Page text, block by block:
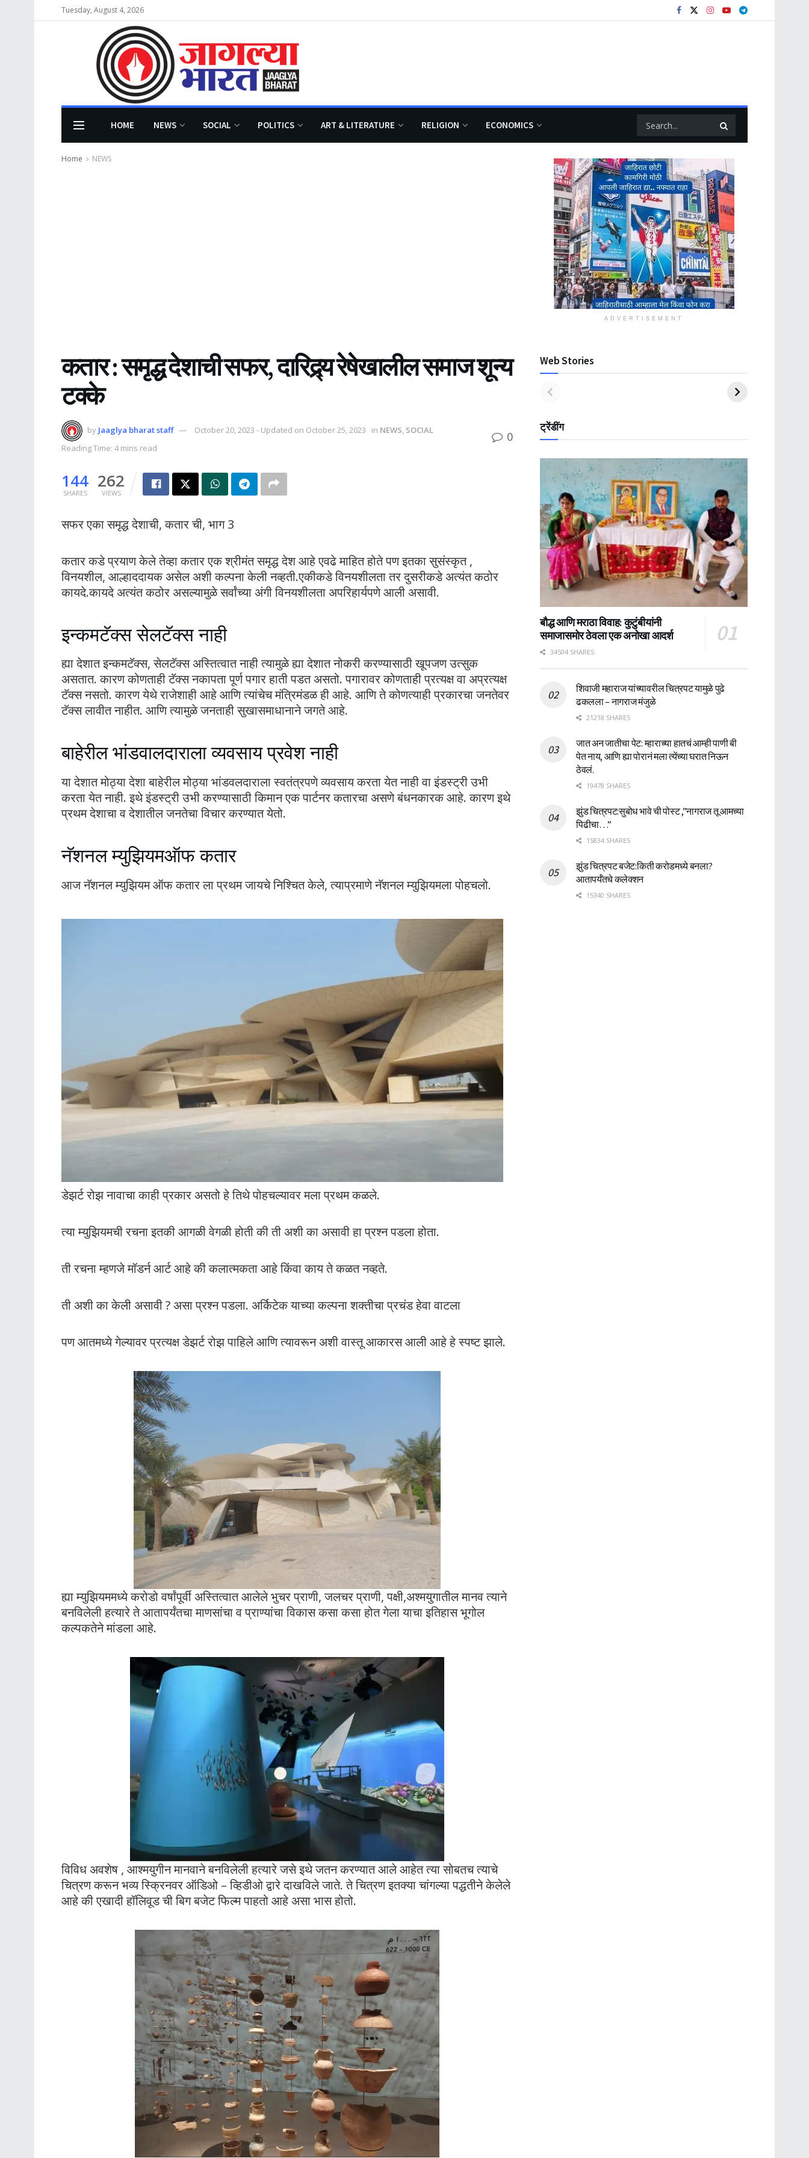
Tuesday, August 4, 2026
HOME NEWS SOCIAL POLITICS ART & LITERATURE RELIGION ECONOMICS
Home NEWS
कतार : समृद्ध देशाची सफर, दारिद्र्य रेषेखालील समाज शून्य
टक्के
by Jaaglya bharat staff October 20, 2023 - Updated on October 25, 2023 in NEWS, SOCIAL
Reading Time: 4 mins read
0
144
SHARES
262
VIEWS
सफर एका समृद्ध देशाची, कतार ची, भाग 3
कतार कडे प्रयाण केले तेव्हा कतार एक श्रीमंत समृद्ध देश आहे एवढे माहित होते पण इतका सुसंस्कृत ,
विनयशील, आल्हाददायक असेल अशी कल्पना केली नव्हती.एकीकडे विनयशीलता तर दुसरीकडे अत्यंत कठोर
कायदे.कायदे अत्यंत कठोर असल्यामुळे सर्वांच्या अंगी विनयशीलता अपरिहार्यपणे आली असावी.
इन्कमटॅक्स सेलटॅक्स नाही
ह्या देशात इन्कमटॅक्स, सेलटॅक्स अस्तित्वात नाही त्यामुळे ह्या देशात नोकरी करण्यासाठी खूपजण उत्सुक
असतात. कारण कोणताही टॅक्स नकापता पूर्ण पगार हाती पडत असतो. पगारावर कोणताही प्रत्यक्ष वा अप्रत्यक्ष
टॅक्स नसतो. कारण येथे राजेशाही आहे आणि त्यांचेच मंत्रिमंडळ ही आहे. आणि ते कोणत्याही प्रकारचा जनतेवर
टॅक्स लावीत नाहीत. आणि त्यामुळे जनताही सुखासमाधानाने जगते आहे.
बाहेरील भांडवालदाराला व्यवसाय प्रवेश नाही
या देशात मोठ्या देशा बाहेरील मोठ्या भांडवलदाराला स्वतंत्रपणे व्यवसाय करता येत नाही वा इंडस्ट्री उभी
करता येत नाही. इथे इंडस्ट्री उभी करण्यासाठी किमान एक पार्टनर कतारचा असणे बंधनकारक आहे. कारण इथे
प्रथम देशाचा व देशातील जनतेचा विचार करण्यात येतो.
नॅशनल म्युझियमऑफ कतार
आज नॅशनल म्युझियम ऑफ कतार ला प्रथम जायचे निश्चित केले, त्याप्रमाणे नॅशनल म्युझियमला पोहचलो.
डेझर्ट रोझ नावाचा काही प्रकार असतो हे तिथे पोहचल्यावर मला प्रथम कळले.
त्या म्युझियमची रचना इतकी आगळी वेगळी होती की ती अशी का असावी हा प्रश्न पडला होता.
ती रचना म्हणजे मॉडर्न आर्ट आहे की कलात्मकता आहे किंवा काय ते कळत नव्हते.
ती अशी का केली असावी ? असा प्रश्न पडला. अर्किटेक याच्या कल्पना शक्तीचा प्रचंड हेवा वाटला
पण आतमध्ये गेल्यावर प्रत्यक्ष डेझर्ट रोझ पाहिले आणि त्यावरून अशी वास्तू आकारस आली आहे हे स्पष्ट झाले.
ह्या म्युझियममध्ये करोडो वर्षांपूर्वी अस्तित्वात आलेले भुचर प्राणी, जलचर प्राणी, पक्षी,अश्मयुगातील मानव त्याने
बनविलेली हत्यारे ते आतापर्यंतचा माणसांचा व प्राण्यांचा विकास कसा कसा होत गेला याचा इतिहास भूगोल
कल्पकतेने मांडला आहे.
विविध अवशेष , आश्मयुगीन मानवाने बनविलेली हत्यारे जसे इथे जतन करण्यात आले आहेत त्या सोबतच त्याचे
चित्रण करून भव्य स्क्रिनवर ऑडिओ – व्हिडीओ द्वारे दाखविले जाते. ते चित्रण इतक्या चांगल्या पद्धतीने केलेले
आहे की एखादी हॉलिवूड ची बिग बजेट फिल्म पाहतो आहे असा भास होतो.
ADVERTISEMENT
Web Stories
ट्रेंडींग
बौद्ध आणि मराठा विवाह: कुटुंबीयांनी
समाजासमोर ठेवला एक अनोखा आदर्श
34504 SHARES
शिवाजी महाराज यांच्यावरील चित्रपट यामुळे पुढे
ढकलला – नागराज मंजुळे
21218 SHARES
जात अन जातीचा पेट: म्हाराच्या हातचं आम्ही पाणी बी
पेत नाय, आणि ह्या पोरानं मला त्येंच्या घरात निऊन
ठेवलं.
19478 SHARES
झुंड चित्रपट:सुबोध भावे ची पोस्ट ,”नागराज तू आमच्या
पिढीचा…”
15834 SHARES
झुंड चित्रपट बजेट:किती करोडमध्ये बनला?
आतापर्यँतचे कलेक्शन
15340 SHARES